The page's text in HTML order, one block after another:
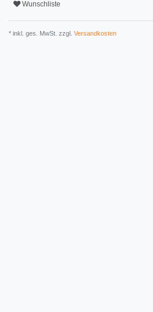
Wunschliste
* inkl. ges. MwSt. zzgl. Versandkosten